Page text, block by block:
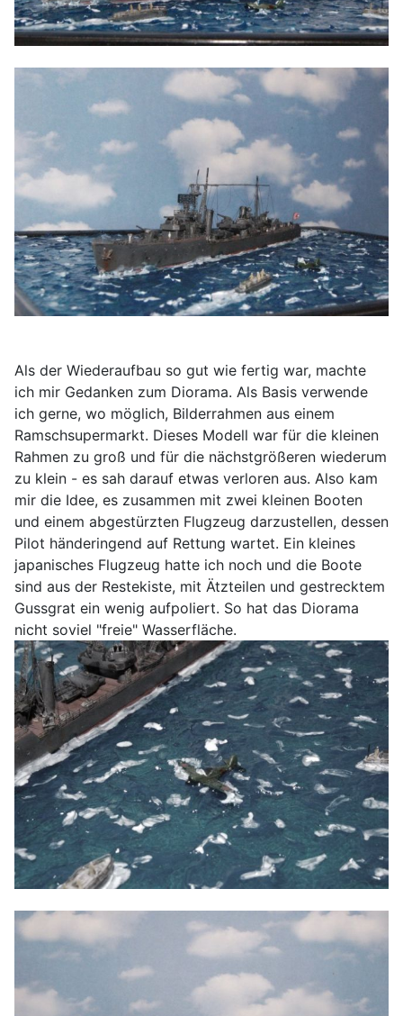
Als der Wiederaufbau so gut wie fertig war, machte
ich mir Gedanken zum Diorama. Als Basis verwende
ich gerne, wo möglich, Bilderrahmen aus einem
Ramschsupermarkt. Dieses Modell war für die kleinen
Rahmen zu groß und für die nächstgrößeren wiederum
zu klein - es sah darauf etwas verloren aus. Also kam
mir die Idee, es zusammen mit zwei kleinen Booten
und einem abgestürzten Flugzeug darzustellen, dessen
Pilot händeringend auf Rettung wartet. Ein kleines
japanisches Flugzeug hatte ich noch und die Boote
sind aus der Restekiste, mit Ätzteilen und gestrecktem
Gussgrat ein wenig aufpoliert. So hat das Diorama
nicht soviel "freie" Wasserfläche.